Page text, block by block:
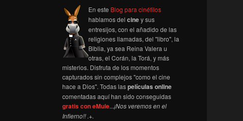
En este Blog para cinéfilos
hablamos del ciney sus
entresijos, con el añadido de las
religiones llamadas, del "libro", la
Biblia, ya sea Reina Valera u
otras, el Corán, la Torá, y más
misterios. Disfruta de los momentos
capturados sin complejos "como el cine
hace a Dios". Todas laspelículas online
comentadas aquí han sido conseguidas
gratis con eMule...¡Nos veremos en el
Infierno!! .+.